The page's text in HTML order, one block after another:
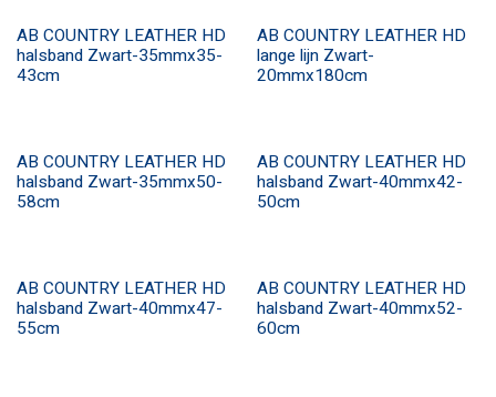
AB COUNTRY LEATHER HD
halsband Zwart-35mmx35-
43cm
AB COUNTRY LEATHER HD
lange lijn Zwart-
20mmx180cm
AB COUNTRY LEATHER HD
halsband Zwart-35mmx50-
58cm
AB COUNTRY LEATHER HD
halsband Zwart-40mmx42-
50cm
AB COUNTRY LEATHER HD
halsband Zwart-40mmx47-
55cm
AB COUNTRY LEATHER HD
halsband Zwart-40mmx52-
60cm